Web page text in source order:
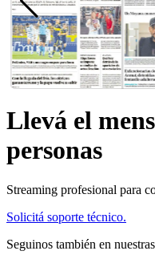
Llevá el
personas
Streaming profesional para
Solicitá soporte técnico.
Seguinos también en